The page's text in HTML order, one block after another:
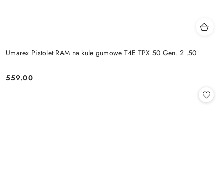
Umarex Pistolet RAM na kule gumowe T4E TPX 50 Gen. 2 .50
Cena:
559.00